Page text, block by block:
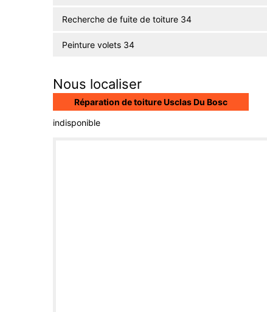
Recherche de fuite de toiture 34
Peinture volets 34
Nous localiser
Réparation de toiture Usclas Du Bosc
indisponible